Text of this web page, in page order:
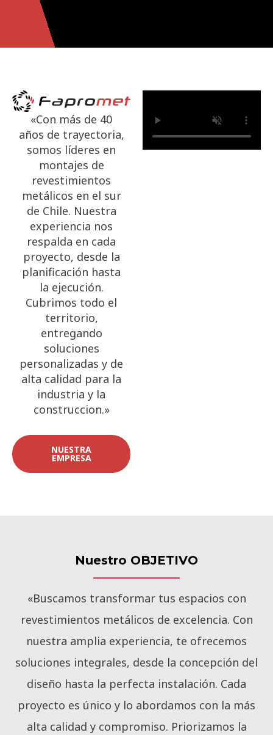
«Con más de 40
años de trayectoria,
somos líderes en
montajes de
revestimientos
metálicos en el sur
de Chile. Nuestra
experiencia nos
respalda en cada
proyecto, desde la
planificación hasta
la ejecución.
Cubrimos todo el
territorio,
entregando
soluciones
personalizadas y de
alta calidad para la
industria y la
construccion.»
NUESTRA
EMPRESA
Nuestro OBJETIVO
«Buscamos transformar tus espacios con
revestimientos metálicos de excelencia. Con
nuestra amplia experiencia, te ofrecemos
soluciones integrales, desde la concepción del
diseño hasta la perfecta instalación. Cada
proyecto es único y lo abordamos con la más
alta calidad y compromiso. Priorizamos la